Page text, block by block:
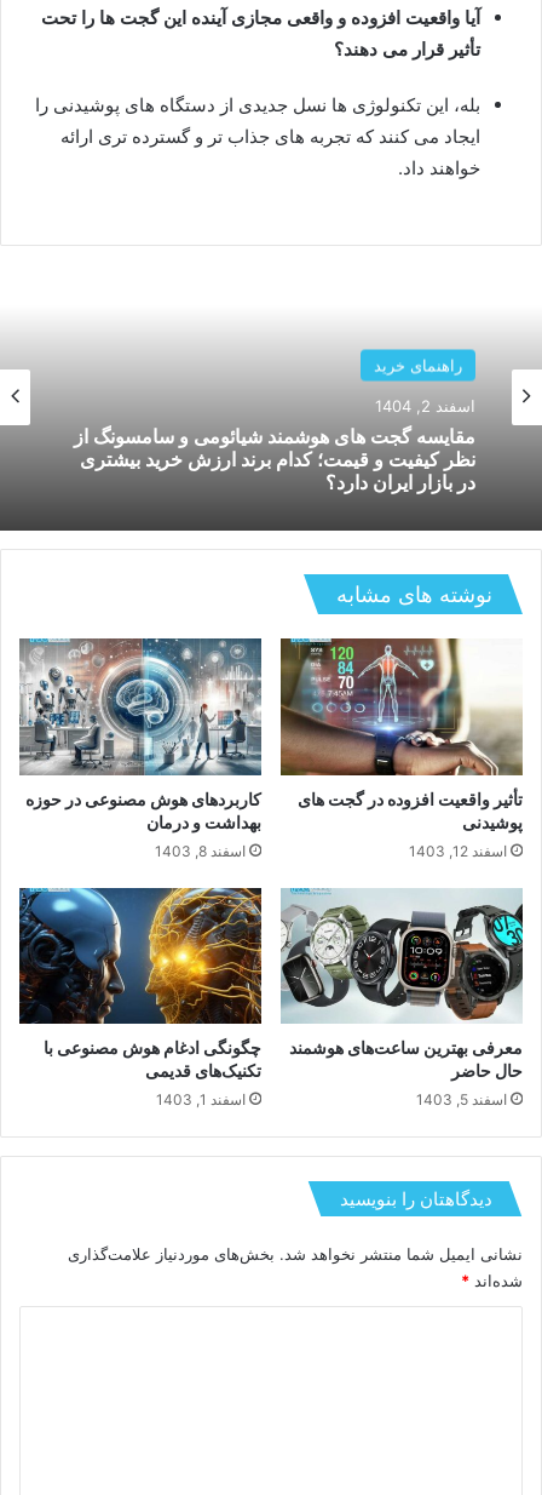
آیا واقعیت افزوده و واقعی مجازی آینده این گجت ها را تحت
تأثیر قرار می دهند؟
بله، این تکنولوژی ها نسل جدیدی از دستگاه های پوشیدنی را
ایجاد می کنند که تجربه های جذاب تر و گسترده تری ارائه
خواهند داد.
راهنمای خرید
اسفند 2, 1404
مقایسه گجت های هوشمند شیائومی و سامسونگ از
نظر کیفیت و قیمت؛ کدام برند ارزش خرید بیشتری
در بازار ایران دارد؟
گجت
آذر 15, 1404
سلامتی و ورزشی
نوشته های مشابه
تأثیر واقعیت افزوده در گجت های
پوشیدنی
اسفند 12, 1403
کاربردهای هوش مصنوعی در حوزه
بهداشت و درمان
اسفند 8, 1403
معرفی بهترین ساعت‌های هوشمند
حال حاضر
اسفند 5, 1403
چگونگی ادغام هوش مصنوعی با
تکنیک‌های قدیمی
اسفند 1, 1403
دیدگاهتان را بنویسید
نشانی ایمیل شما منتشر نخواهد شد. بخش‌های موردنیاز علامت‌گذاری
شده‌اند *